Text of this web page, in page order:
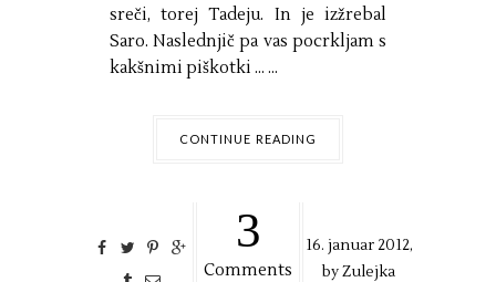
sreči, torej Tadeju. In je izžrebal
Saro. Naslednjič pa vas pocrkljam s
kakšnimi piškotki ... ...
CONTINUE READING
3
Comments
16. januar 2012,
byZulejka